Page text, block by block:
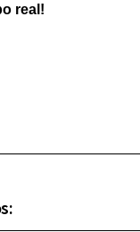
real!